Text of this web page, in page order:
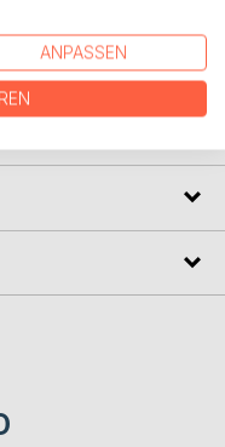
ihrer Reise auch
ANPASSEN